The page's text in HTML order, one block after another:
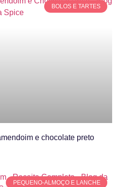
BOLOS E TARTES
e chocolate preto
PEQUENO-ALMOÇO E LANCHE